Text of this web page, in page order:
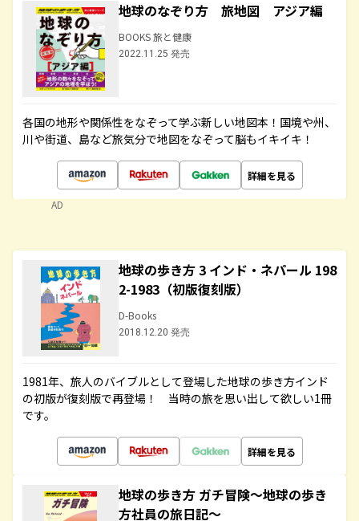
地球のなぞり方 旅地図 アジア編
BOOKS 旅と健康
2022.11.25 発売
各国の地形や関係性をなぞって学ぶ新しい地図本！国境や州、
川や街道、島など旅気分で地図をなぞって脳もイキイキ！
詳細を見る
AD
地球の歩き方 3 インド・ネパール 198
2-1983（初版復刻版）
D-Books
2018.12.20 発売
1981年、旅人のバイブルとして登場した地球の歩き方インド
の初版が復刻版で再登場！ 当時の旅を思い出して欲しい1冊
です。
詳細を見る
地球の歩き方 ガチ冒険～地球の歩き
方社員の旅日記～